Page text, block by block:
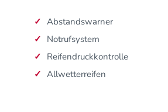
Abstandswarner
Notrufsystem
Reifendruckkontrolle
Allwetterreifen